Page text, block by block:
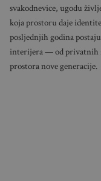
svakodnevice, ugodu
koja prostoru daje
posljednjih godina
interijera — od privatnih
prostora nove generacije.